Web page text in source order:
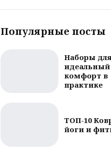
Популярные посты
Наборы
идеальный
комфорт в
практике
ТОП-10
йоги и